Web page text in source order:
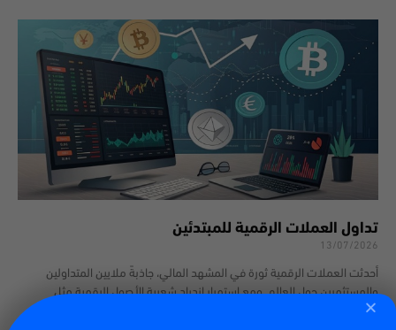
تداول العملات الرقمية للمبتدئين
13/07/2026
أحدثت العملات الرقمية ثورة في المشهد المالي، جاذبةً ملايين المتداولين
والمستثمرين حول العالم. ومع استمرار ازدياد شعبية الأصول الرقمية مثل
بيتكوين وإيثيريوم، يتزايد إقبال الناس